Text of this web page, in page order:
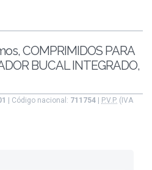
COMPRIMIDOS PARA
BUCAL INTEGRADO,
| Código nacional: 711754 P.V.P. (IVA